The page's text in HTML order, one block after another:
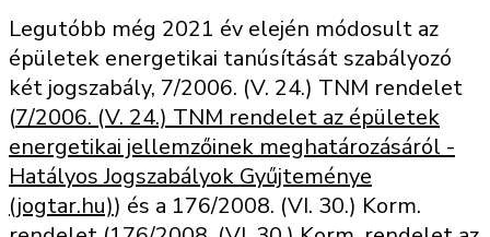
Legutóbb még 2021 év elején módosult az
épületek energetikai tanúsítását szabályozó
két jogszabály, 7/2006. (V. 24.) TNM rendelet
(7/2006. (V. 24.) TNM rendelet az épületek
energetikai jellemzőinek meghatározásáról -
Hatályos Jogszabályok Gyűjteménye
(jogtar.hu)) és a 176/2008. (VI. 30.) Korm.